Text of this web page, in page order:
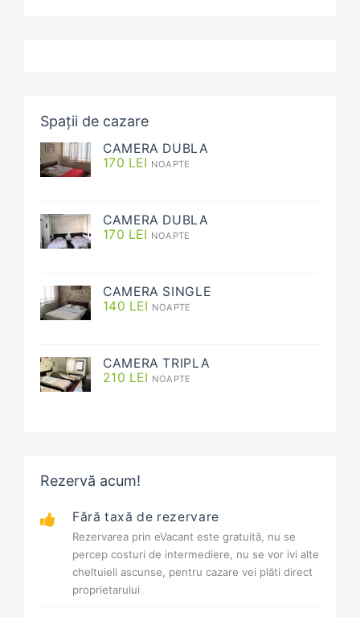
Spații de cazare
CAMERA DUBLA
170 LEI NOAPTE
CAMERA DUBLA
170 LEI NOAPTE
CAMERA SINGLE
140 LEI NOAPTE
CAMERA TRIPLA
210 LEI NOAPTE
Rezervă acum!
Fără taxă de rezervare
Rezervarea prin eVacant este gratuită, nu se
percep costuri de intermediere, nu se vor ivi alte
cheltuieli ascunse, pentru cazare vei plăti direct
proprietarului